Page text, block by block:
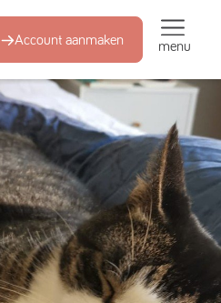
Account aanmaken menu